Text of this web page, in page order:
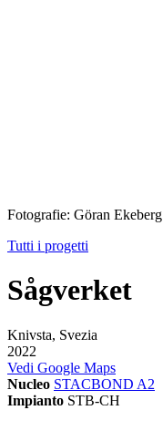
Fotografie: Göran Ekeberg
Tutti i progetti
Sågverket
Knivsta, Svezia
2022
Vedi Google Maps
Nucleo STACBOND A2
Impianto STB-CH